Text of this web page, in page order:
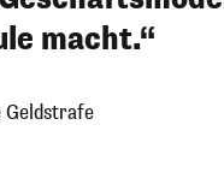
macht.“
Geldstrafe